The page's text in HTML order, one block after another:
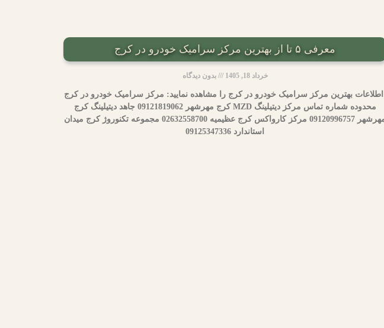
معرفی ۵ تا از بهترین مرکز سرامیک خودرو در کرج
خرداد 18, 1405 بدون دیدگاه
اطلاعات بهترین مرکز سرامیک خودرو در کرج را مشاهده نمایید: مرکز سرامیک خودرو در کرج
محدوده شماره تماس مرکز دیتیلینگ MZD کرج مهرشهر 09121819062 جاهد دیتیلینگ کرج
مهرشهر 09120996757 مرکز کارواکس کرج عظیمیه 02632558700 مجموعه تکنوروژ کرج میدان
استاندارد 09125347336